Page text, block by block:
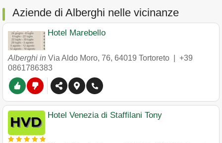
Aziende di Alberghi nelle vicinanze
Hotel Marebello
Alberghi in Via Aldo Moro, 76, 64019 Tortoreto
+39
0861786383
Hotel Venezia di Staffilani Tony